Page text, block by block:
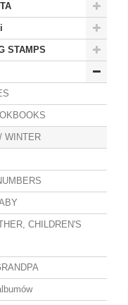
STAMPS
WINTER
CHILDREN'S